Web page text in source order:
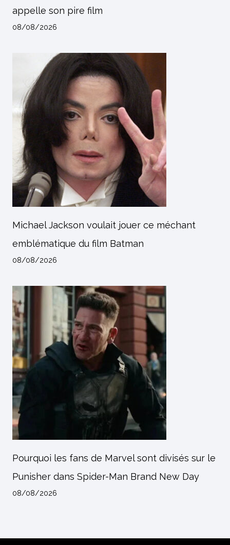
appelle son pire film
08/08/2026
Michael Jackson voulait jouer ce méchant
emblématique du film Batman
08/08/2026
Pourquoi les fans de Marvel sont divisés sur le
Punisher dans Spider-Man Brand New Day
08/08/2026